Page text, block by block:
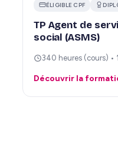
ÉLIGIBLE CPF
TP Agent de
social (ASMS)
340 heures (cours) •
Découvrir la